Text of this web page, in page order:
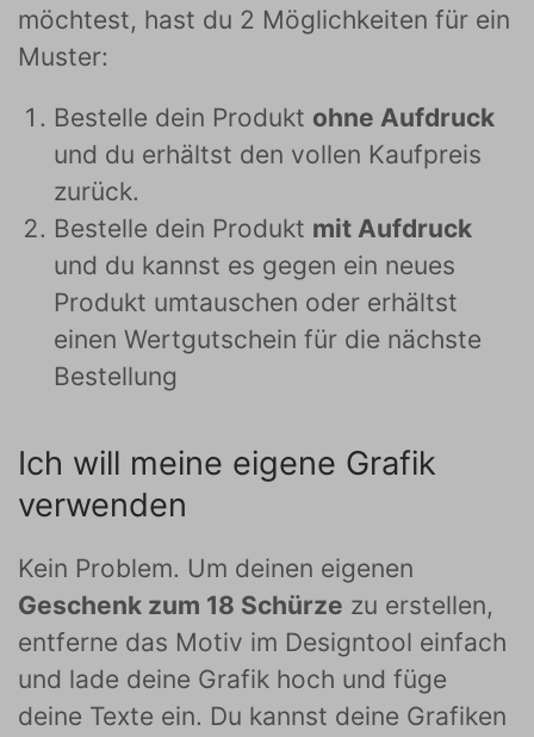
möchtest, hast du 2 Möglichkeiten für ein
Muster:
Bestelle dein Produkt ohne Aufdruck
und du erhältst den vollen Kaufpreis
zurück.
Bestelle dein Produkt mit Aufdruck
und du kannst es gegen ein neues
Produkt umtauschen oder erhältst
einen Wertgutschein für die nächste
Bestellung
Ich will meine eigene Grafik
verwenden
Kein Problem. Um deinen eigenen
Geschenk zum 18 Schürze zu erstellen,
entferne das Motiv im Designtool einfach
und lade deine Grafik hoch und füge
deine Texte ein. Du kannst deine Grafiken